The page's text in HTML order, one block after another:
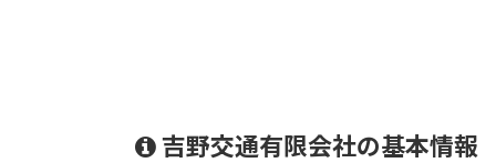
吉野交通有限会社の基本情報